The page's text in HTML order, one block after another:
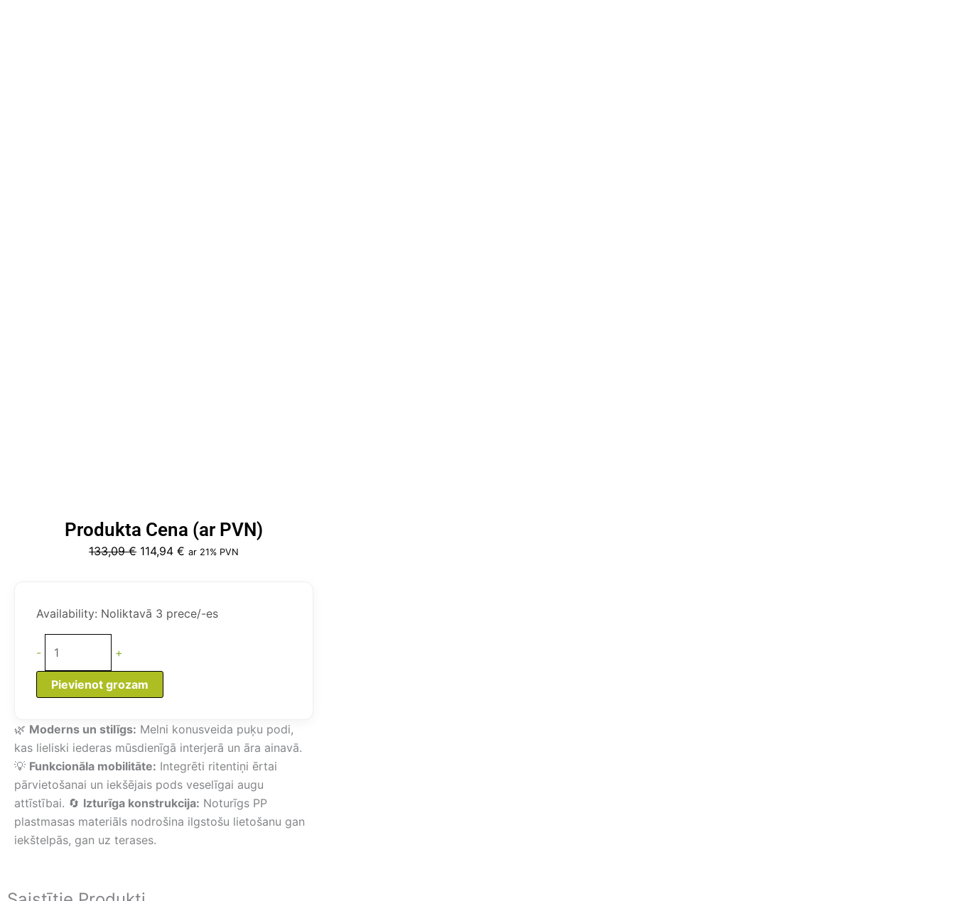
Produkta Cena (ar PVN)
133,09€ Original
114,94€ Current
114,94 €.
ar 21% PVN
Availability: Noliktavā 3 prece/-es
-
Konusveida
Podi
gab.
550
melni)
daudzums
+
Pievienot grozam
🌿 Moderns un stilīgs: Melni konusveida puķu podi,
kas lieliski iederas mūsdienīgā interjerā un āra ainavā.
💡 Funkcionāla mobilitāte: Integrēti ritentiņi ērtai
pārvietošanai un iekšējais pods veselīgai augu
attīstībai. 🔄 Izturīga konstrukcija: Noturīgs PP
plastmasas materiāls nodrošina ilgstošu lietošanu gan
iekštelpās, gan uz terases.